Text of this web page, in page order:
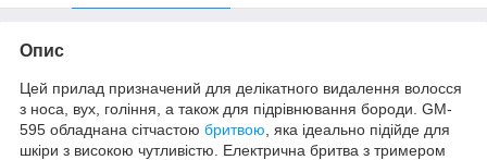
Опис
Цей прилад призначений для делікатного видалення волосся
з носа, вух, гоління, а також для підрівнювання бороди. GM-
595 обладнана сітчастою бритвою , яка ідеально підійде для
шкіри з високою чутливістю. Електрична бритва з тримером